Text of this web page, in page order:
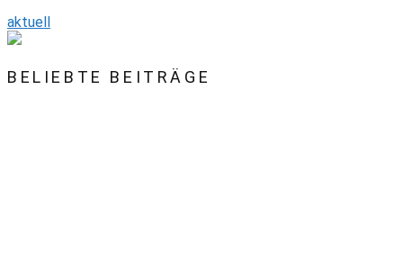
aktuell
BELIEBTE BEITRÄGE